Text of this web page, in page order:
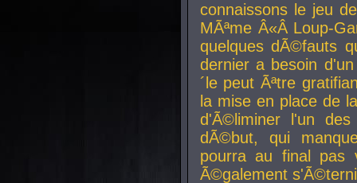
connaissons le jeu
MÃªme Â«Â Loup-
quelques dÃ©fauts
dernier a besoin
´le peut Ãªtre
la mise en place de
d'Ã©liminer l'un
dÃ©but, qui
pourra au final pas
Ã©galement